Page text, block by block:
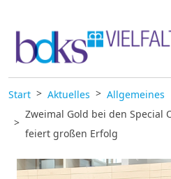
Start Aktuelles
Allgemeines
Zweimal Gold bei den Special
feiert großen Erfolg